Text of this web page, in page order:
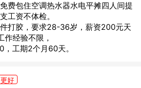
费包住空调热水器水电平摊四人间提
工资不体检。
打胶，要求28-36岁，薪资200元天
作经验不限，
工期2个月60天。
好